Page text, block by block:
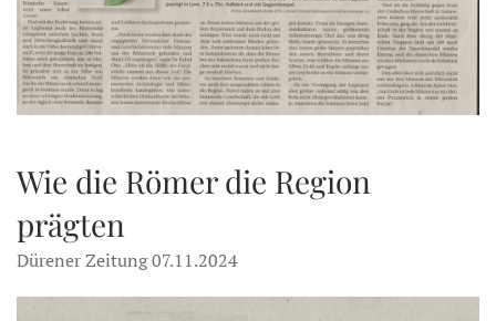
Wie die Römer die Region
prägten
Dürener Zeitung 07.11.2024